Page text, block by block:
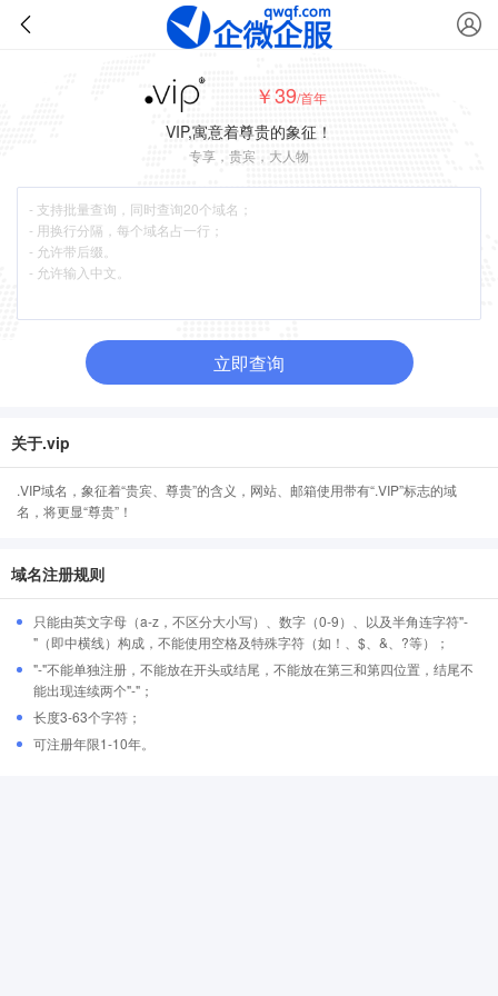
￥39/首年
VIP,寓意着尊贵的象征！
专享，贵宾，大人物
立即查询
关于.vip
.VIP域名，象征着“贵宾、尊贵”的含义，网站、邮箱使用带有“.VIP”标志的域
名，将更显“尊贵”！
域名注册规则
只能由英文字母（a-z，不区分大小写）、数字（0-9）、以及半角连字符"-
"（即中横线）构成，不能使用空格及特殊字符（如！、$、&、?等）；
"-"不能单独注册，不能放在开头或结尾，不能放在第三和第四位置，结尾不
能出现连续两个"-"；
长度3-63个字符；
可注册年限1-10年。